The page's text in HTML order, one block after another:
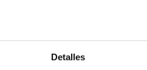
Detalles